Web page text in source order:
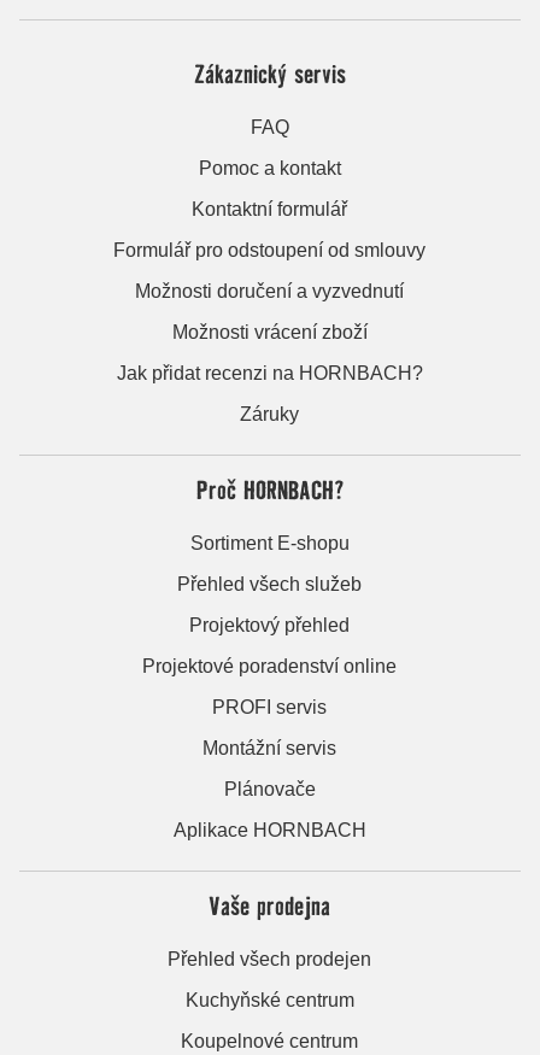
Zákaznický servis
FAQ
Pomoc a kontakt
Kontaktní formulář
Formulář pro odstoupení od smlouvy
Možnosti doručení a vyzvednutí
Možnosti vrácení zboží
Jak přidat recenzi na HORNBACH?
Záruky
Proč HORNBACH?
Sortiment E-shopu
Přehled všech služeb
Projektový přehled
Projektové poradenství online
PROFI servis
Montážní servis
Plánovače
Aplikace HORNBACH
Vaše prodejna
Přehled všech prodejen
Kuchyňské centrum
Koupelnové centrum